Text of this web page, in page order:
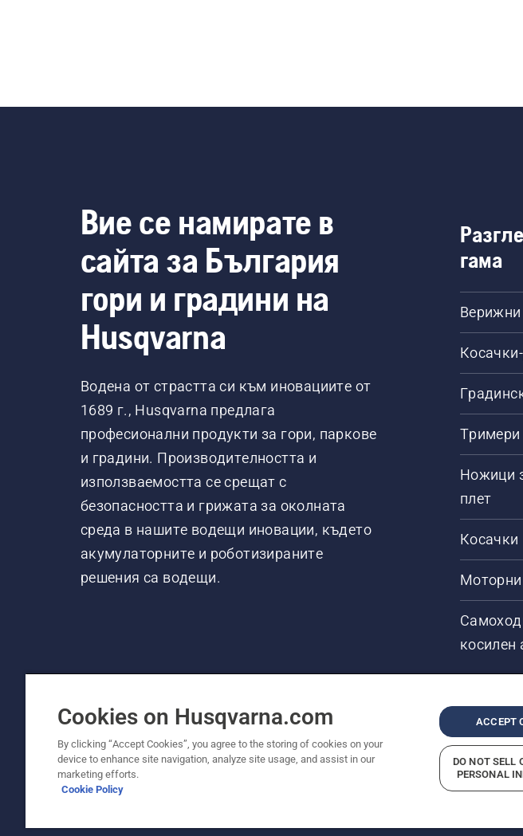
Вие се намирате в
сайта за България
гори и градини на
Husqvarna
Водена от страстта си към иновациите от
1689 г., Husqvarna предлага
професионални продукти за гори, паркове
и градини. Производителността и
използваемостта се срещат с
безопасността и грижата за околната
среда в нашите водещи иновации, където
акумулаторните и роботизираните
решения са водещи.
гама
Верижни
Тримери
Ножици
плет
Косачки
косилен
© Husqvarna AB (публ). Всички права запазени. Показаните цени са
Политика за "бисквитки" Декларация за поверителност
Cookies on Husqvarna.com
By clicking “Accept Cookies”, you agree to the storing of cookies on your
device to enhance site navigation, analyze site usage, and assist in our
marketing efforts.
Cookie Policy
ACCEPT
DO NOT SELL
PERSONAL